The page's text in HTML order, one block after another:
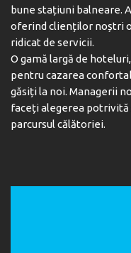
bune stațiuni balneare.
oferind clienților noștri
ridicat de servicii.
O gamă largă de
pentru cazarea
găsiți la noi. Managerii
faceți alegerea
parcursul călătoriei.